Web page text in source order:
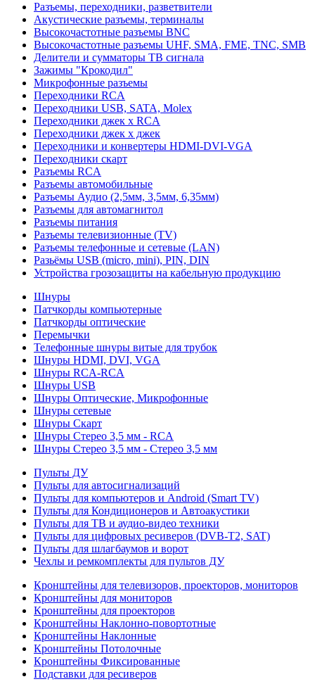
Разъемы, переходники, разветвители
Акустические разъемы, терминалы
Высокочастотные разъемы BNC
Высокочастотные разъемы UHF, SMA, FME, TNC, SMB
Делители и сумматоры ТВ сигнала
Зажимы "Крокодил"
Микрофонные разъемы
Переходники RCA
Переходники USB, SATA, Molex
Переходники джек х RCA
Переходники джек х джек
Переходники и конвертеры HDMI-DVI-VGA
Переходники скарт
Разъемы RCA
Разъемы автомобильные
Разъемы Аудио (2,5мм, 3,5мм, 6,35мм)
Разъемы для автомагнитол
Разъемы питания
Разъемы телевизионные (TV)
Разъемы телефонные и сетевые (LAN)
Разьёмы USB (micro, mini), PIN, DIN
Устройства грозозащиты на кабельную продукцию
Шнуры
Патчкорды компьютерные
Патчкорды оптические
Перемычки
Телефонные шнуры витые для трубок
Шнуры HDMI, DVI, VGA
Шнуры RCA-RCA
Шнуры USB
Шнуры Оптические, Микрофонные
Шнуры сетевые
Шнуры Скарт
Шнуры Стерео 3,5 мм - RCA
Шнуры Стерео 3,5 мм - Стерео 3,5 мм
Пульты ДУ
Пульты для автосигнализаций
Пульты для компьютеров и Android (Smart TV)
Пульты для Кондиционеров и Автоакустики
Пульты для ТВ и аудио-видео техники
Пульты для цифровых ресиверов (DVB-T2, SAT)
Пульты для шлагбаумов и ворот
Чехлы и ремкомплекты для пультов ДУ
Кронштейны для телевизоров, проекторов, мониторов
Кронштейны для мониторов
Кронштейны для проекторов
Кронштейны Наклонно-повортотные
Кронштейны Наклонные
Кронштейны Потолочные
Кронштейны Фиксированные
Подставки для ресиверов